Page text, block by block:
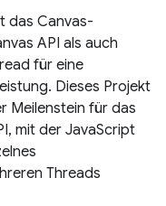
das Canvas-
API als auch
für eine
Dieses Projekt
Meilenstein für das
mit der JavaScript
Threads